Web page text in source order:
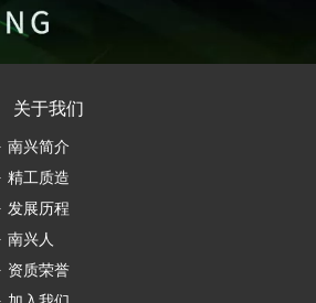
关于我们
南兴简介
精工质造
发展历程
南兴人
资质荣誉